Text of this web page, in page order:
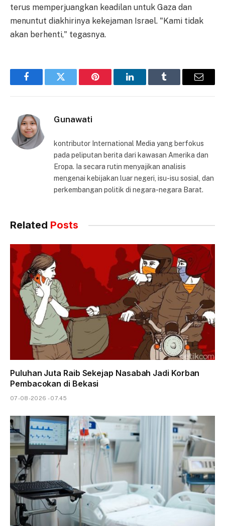
terus memperjuangkan keadilan untuk Gaza dan
menuntut diakhirinya kekejaman Israel. "Kami tidak
akan berhenti," tegasnya.
FacebookTwitter Pinterest LinkedInTumblr Email
Gunawati
kontributor International Media yang berfokus
pada peliputan berita dari kawasan Amerika dan
Eropa. Ia secara rutin menyajikan analisis
mengenai kebijakan luar negeri, isu-isu sosial, dan
perkembangan politik di negara-negara Barat.
Related Posts
Puluhan Juta Raib Sekejap Nasabah Jadi Korban
Pembacokan di Bekasi
07-08-2026 - 07.45